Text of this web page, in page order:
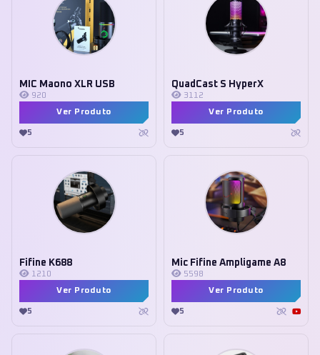
MIC Maono XLR USB
920
Ver Produto
5
QuadCast S HyperX
3112
Ver Produto
5
Fifine K688
1210
Ver Produto
5
Mic Fifine Ampligame A8
5598
Ver Produto
5